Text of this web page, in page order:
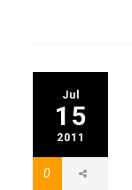
Jul
15
2011
0